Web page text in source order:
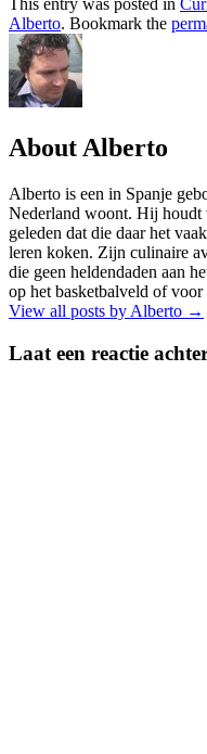
This entry was posted in
Alberto. Bookmark the
About Alberto
Alberto is een in Spanje
Nederland woont. Hij houdt
geleden dat die daar het
leren koken. Zijn culinaire
die geen heldendaden aan
op het basketbalveld of
View all posts by Alberto →
Laat een reactie